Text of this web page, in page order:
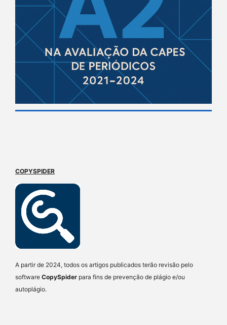
COPYSPIDER
A partir de 2024, todos os artigos publicados terão revisão pelo
software CopySpider para fins de prevenção de plágio e/ou
autoplágio.